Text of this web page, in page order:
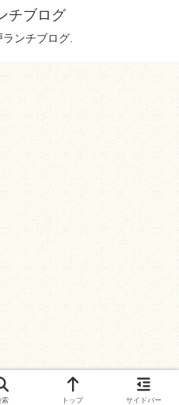
チブログ
ンチブログ.
索 トップ サイドバー